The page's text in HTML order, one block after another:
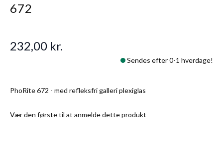
672
PhoRite 672 - med refleksfri galleri plexiglas
Vær den første til at anmelde dette produkt
232,00 kr.
Sendes efter 0-1 hverdage!